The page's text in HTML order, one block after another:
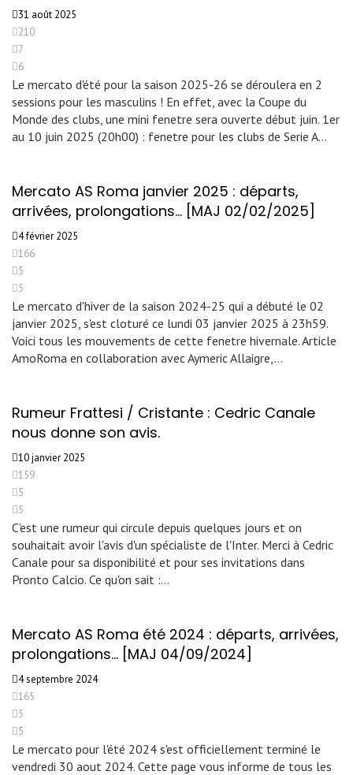
31 août 2025
210
7
6
Le mercato d'été pour la saison 2025-26 se déroulera en 2
sessions pour les masculins ! En effet, avec la Coupe du
Monde des clubs, une mini fenetre sera ouverte début juin. 1er
au 10 juin 2025 (20h00) : fenetre pour les clubs de Serie A…
Mercato AS Roma janvier 2025 : départs,
arrivées, prolongations… [MAJ 02/02/2025]
4 février 2025
166
5
5
Le mercato d'hiver de la saison 2024-25 qui a débuté le 02
janvier 2025, s'est cloturé ce lundi 03 janvier 2025 à 23h59.
Voici tous les mouvements de cette fenetre hivernale. Article
AmoRoma en collaboration avec Aymeric Allaigre,…
Rumeur Frattesi / Cristante : Cedric Canale
nous donne son avis.
10 janvier 2025
159
5
5
C'est une rumeur qui circule depuis quelques jours et on
souhaitait avoir l'avis d'un spécialiste de l'Inter. Merci à Cedric
Canale pour sa disponibilité et pour ses invitations dans
Pronto Calcio. Ce qu'on sait :…
Mercato AS Roma été 2024 : départs, arrivées,
prolongations… [MAJ 04/09/2024]
4 septembre 2024
165
5
5
Le mercato pour l'été 2024 s'est officiellement terminé le
vendredi 30 aout 2024. Cette page vous informe de tous les